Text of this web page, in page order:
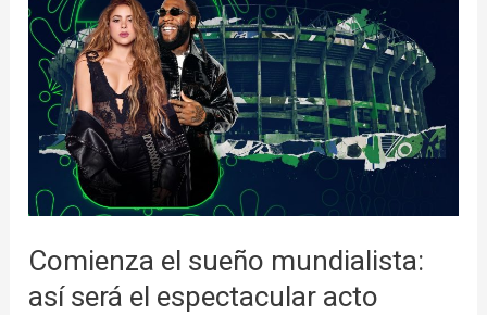
Comienza el sueño mundialista:
así será el espectacular acto
el
sueño
mundialista:
así
será
espectacular
inaugural